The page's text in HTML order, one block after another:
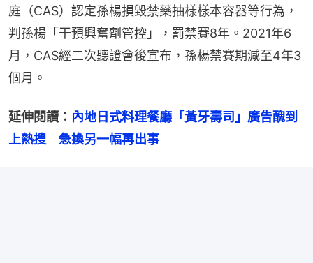
庭（CAS）認定孫楊損毀禁藥抽樣樣本容器等行為，
判孫楊「干預興奮劑管控」，罰禁賽8年。2021年6
月，CAS經二次聽證會後宣布，孫楊禁賽期減至4年3
個月。
延伸閱讀： 內地日式料理餐廳「黃牙壽司」廣告醜到
上熱搜　急換另一幅再出事